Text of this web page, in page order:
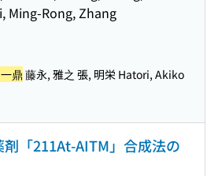
Ming-Rong, Zhang
鼎 藤永, 雅之 張, 明栄 Hatori, Akiko
剤「211At-AITM」合成法の